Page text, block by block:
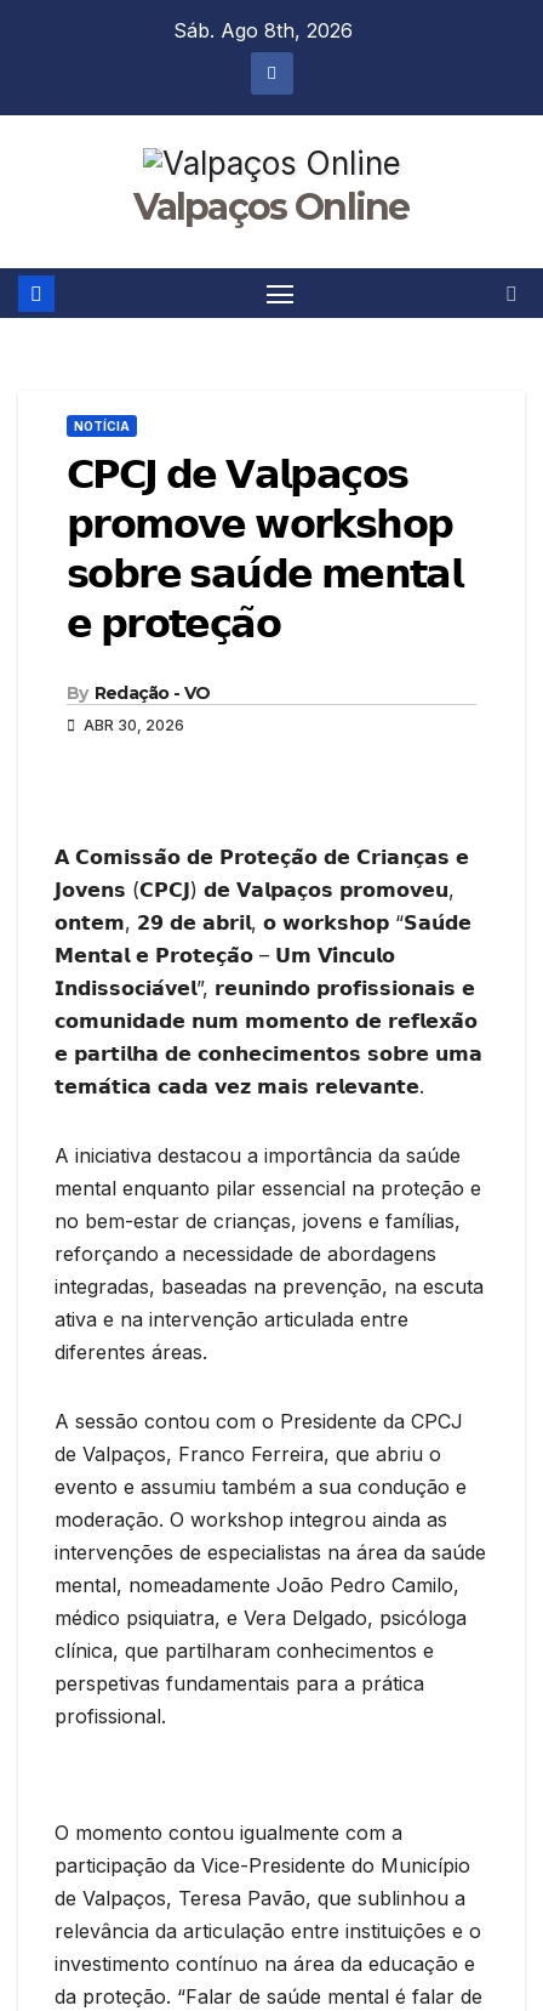
Sáb. Ago 8th, 2026
Valpaços Online
NOTÍCIA
𝗖𝗣𝗖𝗝 𝗱𝗲 𝗩𝗮𝗹𝗽𝗮𝗰̧𝗼𝘀
𝗽𝗿𝗼𝗺𝗼𝘃𝗲 𝘄𝗼𝗿𝗸𝘀𝗵𝗼𝗽
𝘀𝗼𝗯𝗿𝗲 𝘀𝗮𝘂́𝗱𝗲 𝗺𝗲𝗻𝘁𝗮𝗹
𝗲 𝗽𝗿𝗼𝘁𝗲𝗰̧𝗮̃𝗼
By Redação - VO
ABR 30, 2026
𝗔 𝗖𝗼𝗺𝗶𝘀𝘀𝗮̃𝗼 𝗱𝗲 𝗣𝗿𝗼𝘁𝗲𝗰̧𝗮̃𝗼 𝗱𝗲 𝗖𝗿𝗶𝗮𝗻𝗰̧𝗮𝘀 𝗲
𝗝𝗼𝘃𝗲𝗻𝘀 (𝗖𝗣𝗖𝗝) 𝗱𝗲 𝗩𝗮𝗹𝗽𝗮𝗰̧𝗼𝘀 𝗽𝗿𝗼𝗺𝗼𝘃𝗲𝘂,
𝗼𝗻𝘁𝗲𝗺, 𝟮𝟵 𝗱𝗲 𝗮𝗯𝗿𝗶𝗹, 𝗼 𝘄𝗼𝗿𝗸𝘀𝗵𝗼𝗽 “𝗦𝗮𝘂́𝗱𝗲
𝗠𝗲𝗻𝘁𝗮𝗹 𝗲 𝗣𝗿𝗼𝘁𝗲𝗰̧𝗮̃𝗼 – 𝗨𝗺 𝗩𝗶́𝗻𝗰𝘂𝗹𝗼
𝗜𝗻𝗱𝗶𝘀𝘀𝗼𝗰𝗶𝗮́𝘃𝗲𝗹”, 𝗿𝗲𝘂𝗻𝗶𝗻𝗱𝗼 𝗽𝗿𝗼𝗳𝗶𝘀𝘀𝗶𝗼𝗻𝗮𝗶𝘀 𝗲
𝗰𝗼𝗺𝘂𝗻𝗶𝗱𝗮𝗱𝗲 𝗻𝘂𝗺 𝗺𝗼𝗺𝗲𝗻𝘁𝗼 𝗱𝗲 𝗿𝗲𝗳𝗹𝗲𝘅𝗮̃𝗼
𝗲 𝗽𝗮𝗿𝘁𝗶𝗹𝗵𝗮 𝗱𝗲 𝗰𝗼𝗻𝗵𝗲𝗰𝗶𝗺𝗲𝗻𝘁𝗼𝘀 𝘀𝗼𝗯𝗿𝗲 𝘂𝗺𝗮
𝘁𝗲𝗺𝗮́𝘁𝗶𝗰𝗮 𝗰𝗮𝗱𝗮 𝘃𝗲𝘇 𝗺𝗮𝗶𝘀 𝗿𝗲𝗹𝗲𝘃𝗮𝗻𝘁𝗲.
A iniciativa destacou a importância da saúde
mental enquanto pilar essencial na proteção e
no bem-estar de crianças, jovens e famílias,
reforçando a necessidade de abordagens
integradas, baseadas na prevenção, na escuta
ativa e na intervenção articulada entre
diferentes áreas.
A sessão contou com o Presidente da CPCJ
de Valpaços, Franco Ferreira, que abriu o
evento e assumiu também a sua condução e
moderação. O workshop integrou ainda as
intervenções de especialistas na área da saúde
mental, nomeadamente João Pedro Camilo,
médico psiquiatra, e Vera Delgado, psicóloga
clínica, que partilharam conhecimentos e
perspetivas fundamentais para a prática
profissional.
O momento contou igualmente com a
participação da Vice-Presidente do Município
de Valpaços, Teresa Pavão, que sublinhou a
relevância da articulação entre instituições e o
investimento contínuo na área da educação e
da proteção. “Falar de saúde mental é falar de